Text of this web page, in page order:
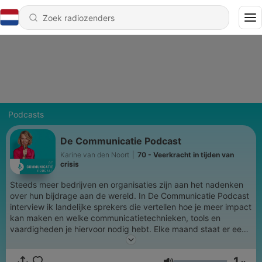
Podcasts
De Communicatie Podcast
Karine van den Noort
70 - Veerkracht in tijden van
crisis
Steeds meer bedrijven en organisaties zijn aan het nadenken
over hun bijdrage aan de wereld. In De Communicatie Podcast
interview ik landelijke sprekers die vertellen hoe je meer impact
kan maken en welke communicatietechnieken, tools en
vaardigheden je hiervoor nodig hebt. Elke maand staat er een
nieuwe podcast voor je klaar (met uitzondering van de